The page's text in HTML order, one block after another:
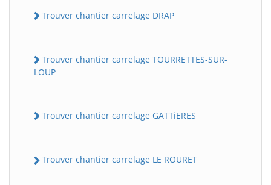
Trouver chantier carrelage DRAP
Trouver chantier carrelage TOURRETTES-SUR-
LOUP
Trouver chantier carrelage GATTiERES
Trouver chantier carrelage LE ROURET